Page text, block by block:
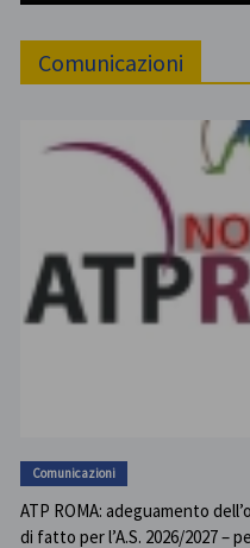
Comunicazioni
Comunicazioni
ATP ROMA: adeguamento
di fatto per l’A.S. 2026/2027 –